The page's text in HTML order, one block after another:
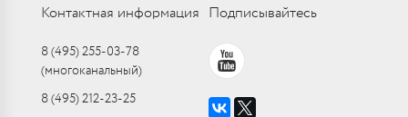
Контактная информация
8 (495) 255-03-78
(многоканальный)
8 (495) 212-23-25
Подписывайтесь